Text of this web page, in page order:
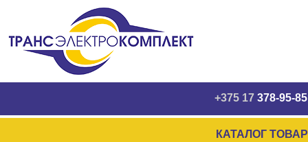
+375 17 378-95-85
КАТАЛОГ